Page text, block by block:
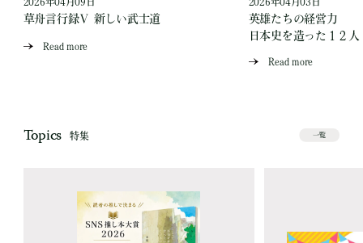
草舟言行録Ⅴ 新しい武士道
Read more
英雄たちの経営力
日本史を造った１２人
Read more
Topics 特集 一覧